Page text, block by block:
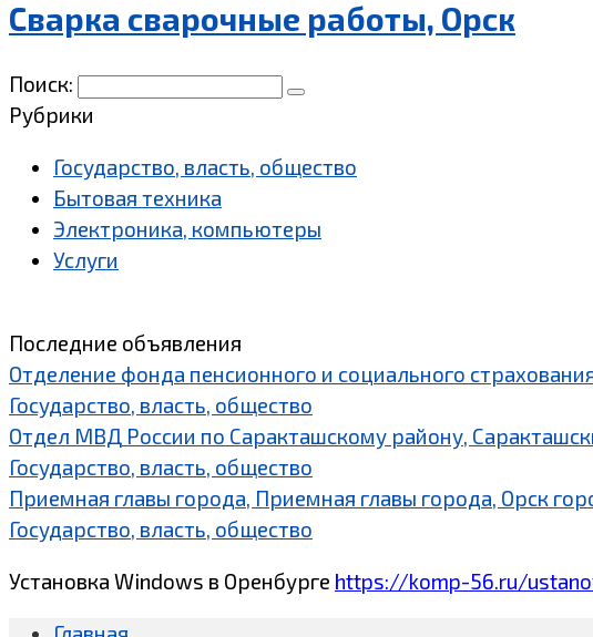
Сварка сварочные работы, Орск
Поиск:
Рубрики
Государство, власть, общество
Бытовая техника
Электроника, компьютеры
Услуги
Последние объявления
Отделение фонда пенсионного и социального
Государство, власть, общество
Отдел МВД России по Саракташскому району,
Государство, власть, общество
Приемная главы города, Приемная главы города, Орск
Государство, власть, общество
Установка Windows в Оренбурге https://komp-56.ru/